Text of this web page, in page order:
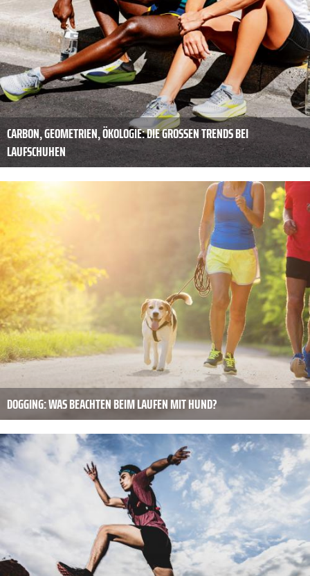
CARBON, GEOMETRIEN, ÖKOLOGIE: DIE GROSSEN TRENDS BEI L
AUFSCHUHEN
DOGGING: WAS BEACHTEN BEIM LAUFEN MIT HUND?